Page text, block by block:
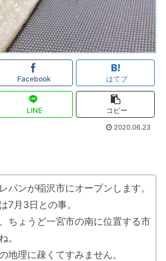
Facebook はてブ
LINE コピー
2020.06.23
パンが稲沢市にオープンします。
7月3日との事。
ちょうど一宮市の南に位置する市
。
地理に疎くてすみません。